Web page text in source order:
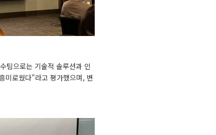
팀으로는 기술적 솔루션과 인
미로웠다"라고 평가했으며, 변